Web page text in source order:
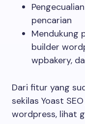
pencarian
Mendukung
builder
wpbakery,
Dari fitur yang
sekilas Yoast
wordpress, lihat